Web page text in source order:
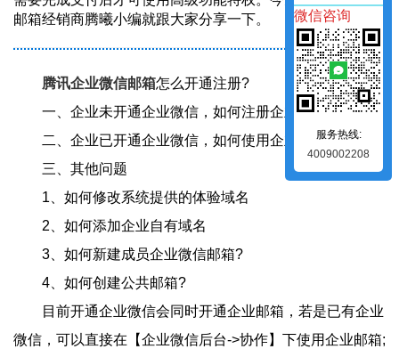
邮箱经销商腾曦小编就跟大家分享一下。
腾讯企业微信邮箱怎么开通注册?
一、企业未开通企业微信，如何注册企业微信邮箱
二、企业已开通企业微信，如何使用企业微信邮箱
三、其他问题
1、如何修改系统提供的体验域名
2、如何添加企业自有域名
3、如何新建成员企业微信邮箱?
4、如何创建公共邮箱?
目前开通企业微信会同时开通企业邮箱，若是已有企业
微信，可以直接在【企业微信后台->协作】下使用企业邮箱;
微信咨询
服务热线:
4009002208